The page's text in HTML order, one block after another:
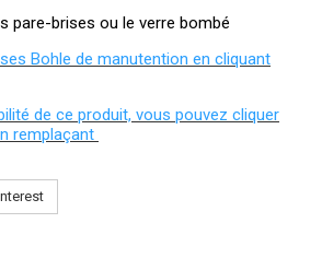
pare-brises ou le verre bombé
Bohle de manutention en cliquant
de ce produit, vous pouvez cliquer
remplaçant